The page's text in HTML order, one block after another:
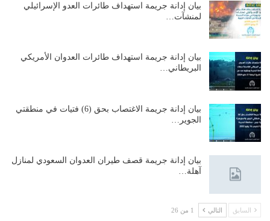
بيان إدانة جريمة استهداف طائرات العدو الإسرائيلي
لمنشآت…
بيان إدانة جريمة استهداف طائرات العدوان الأمريكي
البريطاني…
بيان إدانة جريمة الاغتصاب بحق (6) فتيات في منطقتي
الجوير…
بيان إدانة جريمة قصف طيران العدوان السعودي لمنازل
آهلة…
السابق التالي 1 من 26